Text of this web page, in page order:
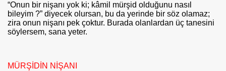
“Onun bir nişanı yok ki; kâmil mürşid olduğunu nasıl
bileyim ?” diyecek olursan, bu da yerinde bir söz olamaz;
zira onun nişanı pek çoktur. Burada olanlardan üç tanesini
söylersem, sana yeter.
MÜRŞİDİN NİŞANI